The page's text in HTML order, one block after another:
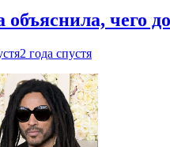
объяснила, чего
2 года спустя